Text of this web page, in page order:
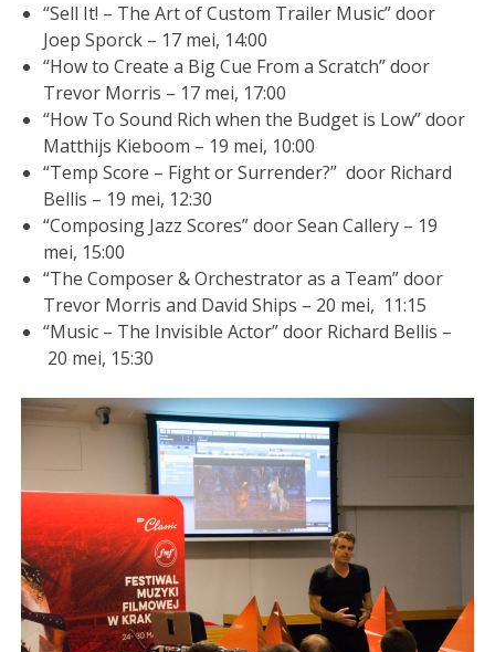
“Sell It! – The Art of Custom Trailer Music” door
Joep Sporck – 17 mei, 14:00
“How to Create a Big Cue From a Scratch” door
Trevor Morris – 17 mei, 17:00
“How To Sound Rich when the Budget is Low” door
Matthijs Kieboom – 19 mei, 10:00
“Temp Score – Fight or Surrender?” door Richard
Bellis – 19 mei, 12:30
“Composing Jazz Scores” door Sean Callery – 19
mei, 15:00
“The Composer & Orchestrator as a Team” door
Trevor Morris and David Ships – 20 mei, 11:15
“Music – The Invisible Actor” door Richard Bellis –
20 mei, 15:30